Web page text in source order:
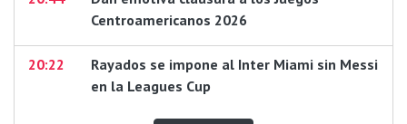
Centroamericanos 2026
20:22
Rayados se impone al Inter Miami sin Messi
en la Leagues Cup